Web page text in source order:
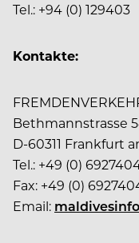
Tel.: +94 (0) 129403
Kontakte:
Bethmannstrasse
D-60311 Frankfurt
Tel.: +49 (0)
Fax: +49 (0)
Email: